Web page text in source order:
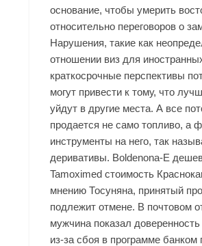
основание, чтобы умерить
относительно переговоров о
Нарушения, такие как
отношении виз для
краткосрочные перспективы
могут привести к тому, что
уйдут в другие места. А все
продается не само топливо, а
инструменты на него, так
деривативы. Boldenona-E
Tamoximed стоимость
мнению Тосуняна, принятый
подлежит отмене. В почтовом
мужчина показал
из-за сбоя в программе банком